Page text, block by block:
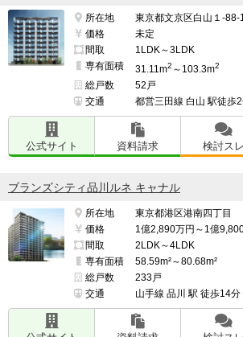
所在地
東京都文京区白山１-88-
価格
未定
間取
1LDK～3LDK
専有面積
31.11m2 ～103.3m2
総戸数
52戸
交通
都営三田線 白山 駅徒歩
公式サイト 資料請求 検討スレ
ブランズシティ品川ルネ キャナル
所在地
東京都港区港南四丁目
価格
1億2,890万円～1億
間取
2LDK～4LDK
専有面積
58.59m²～80.68m²
総戸数
233戸
交通
山手線 品川 駅 徒歩14分